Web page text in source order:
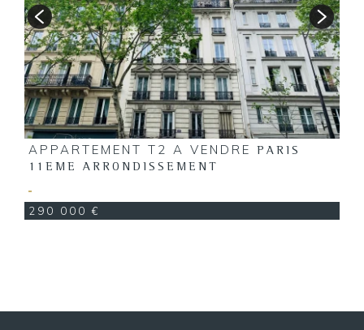
APPARTEMENT T2 A VENDRE
PARIS
11EME ARRONDISSEMENT
290 000 €